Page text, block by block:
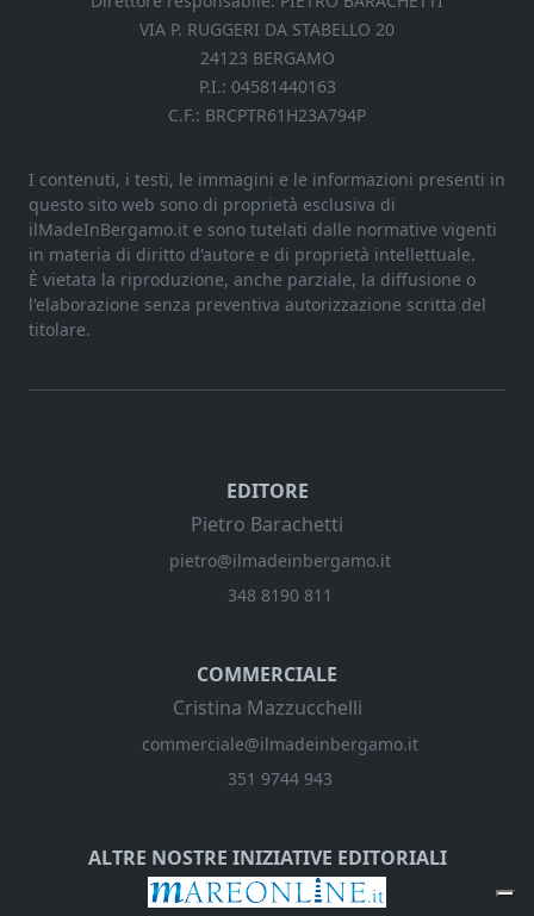
VIA P. RUGGERI DA STABELLO 20
24123 BERGAMO
P.I.: 04581440163
C.F.: BRCPTR61H23A794P
I contenuti, i testi, le immagini e le informazioni presenti in
questo sito web sono di proprietà esclusiva di
ilMadeInBergamo.it e sono tutelati dalle normative vigenti
in materia di diritto d'autore e di proprietà intellettuale.
È vietata la riproduzione, anche parziale, la diffusione o
l'elaborazione senza preventiva autorizzazione scritta del
titolare.
EDITORE
Pietro Barachetti
pietro@ilmadeinbergamo.it
348 8190 811
COMMERCIALE
Cristina Mazzucchelli
commerciale@ilmadeinbergamo.it
351 9744 943
ALTRE NOSTRE INIZIATIVE EDITORIALI